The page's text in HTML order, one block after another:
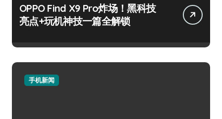
OPPO Find X9 Pro炸场！黑科技
亮点+玩机神技一篇全解锁
手机新闻